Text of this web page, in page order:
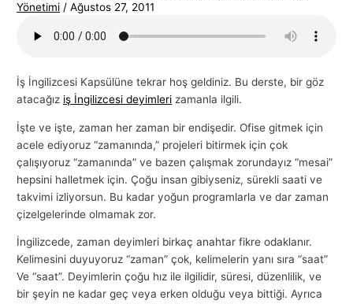
Yönetimi /Ağustos 27, 2011
İş İngilizcesi Kapsülüne tekrar hoş geldiniz. Bu derste, bir göz
atacağız iş İngilizcesi deyimleri zamanla ilgili.
İşte ve işte, zaman her zaman bir endişedir. Ofise gitmek için
acele ediyoruz “zamanında,” projeleri bitirmek için çok
çalışıyoruz “zamanında” ve bazen çalışmak zorundayız “mesai”
hepsini halletmek için. Çoğu insan gibiyseniz, sürekli saati ve
takvimi izliyorsun. Bu kadar yoğun programlarla ve dar zaman
çizelgelerinde olmamak zor.
İngilizcede, zaman deyimleri birkaç anahtar fikre odaklanır.
Kelimesini duyuyoruz “zaman” çok, kelimelerin yanı sıra “saat”
Ve “saat”. Deyimlerin çoğu hız ile ilgilidir, süresi, düzenlilik, ve
bir şeyin ne kadar geç veya erken olduğu veya bittiği. Ayrıca